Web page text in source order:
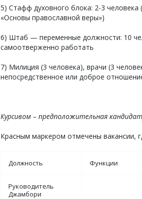
5) Стафф духовного блока: 2-3
«Основы православной веры»)
6) Штаб — переменные должности: 10
самоотверженно работать
7) Милиция (3 человека), врачи (3
непосредственное или доброе
Курсивом – предположительная
Красным маркером отмечены вакансии,
Должность Функции
Руководитель
Джамбори